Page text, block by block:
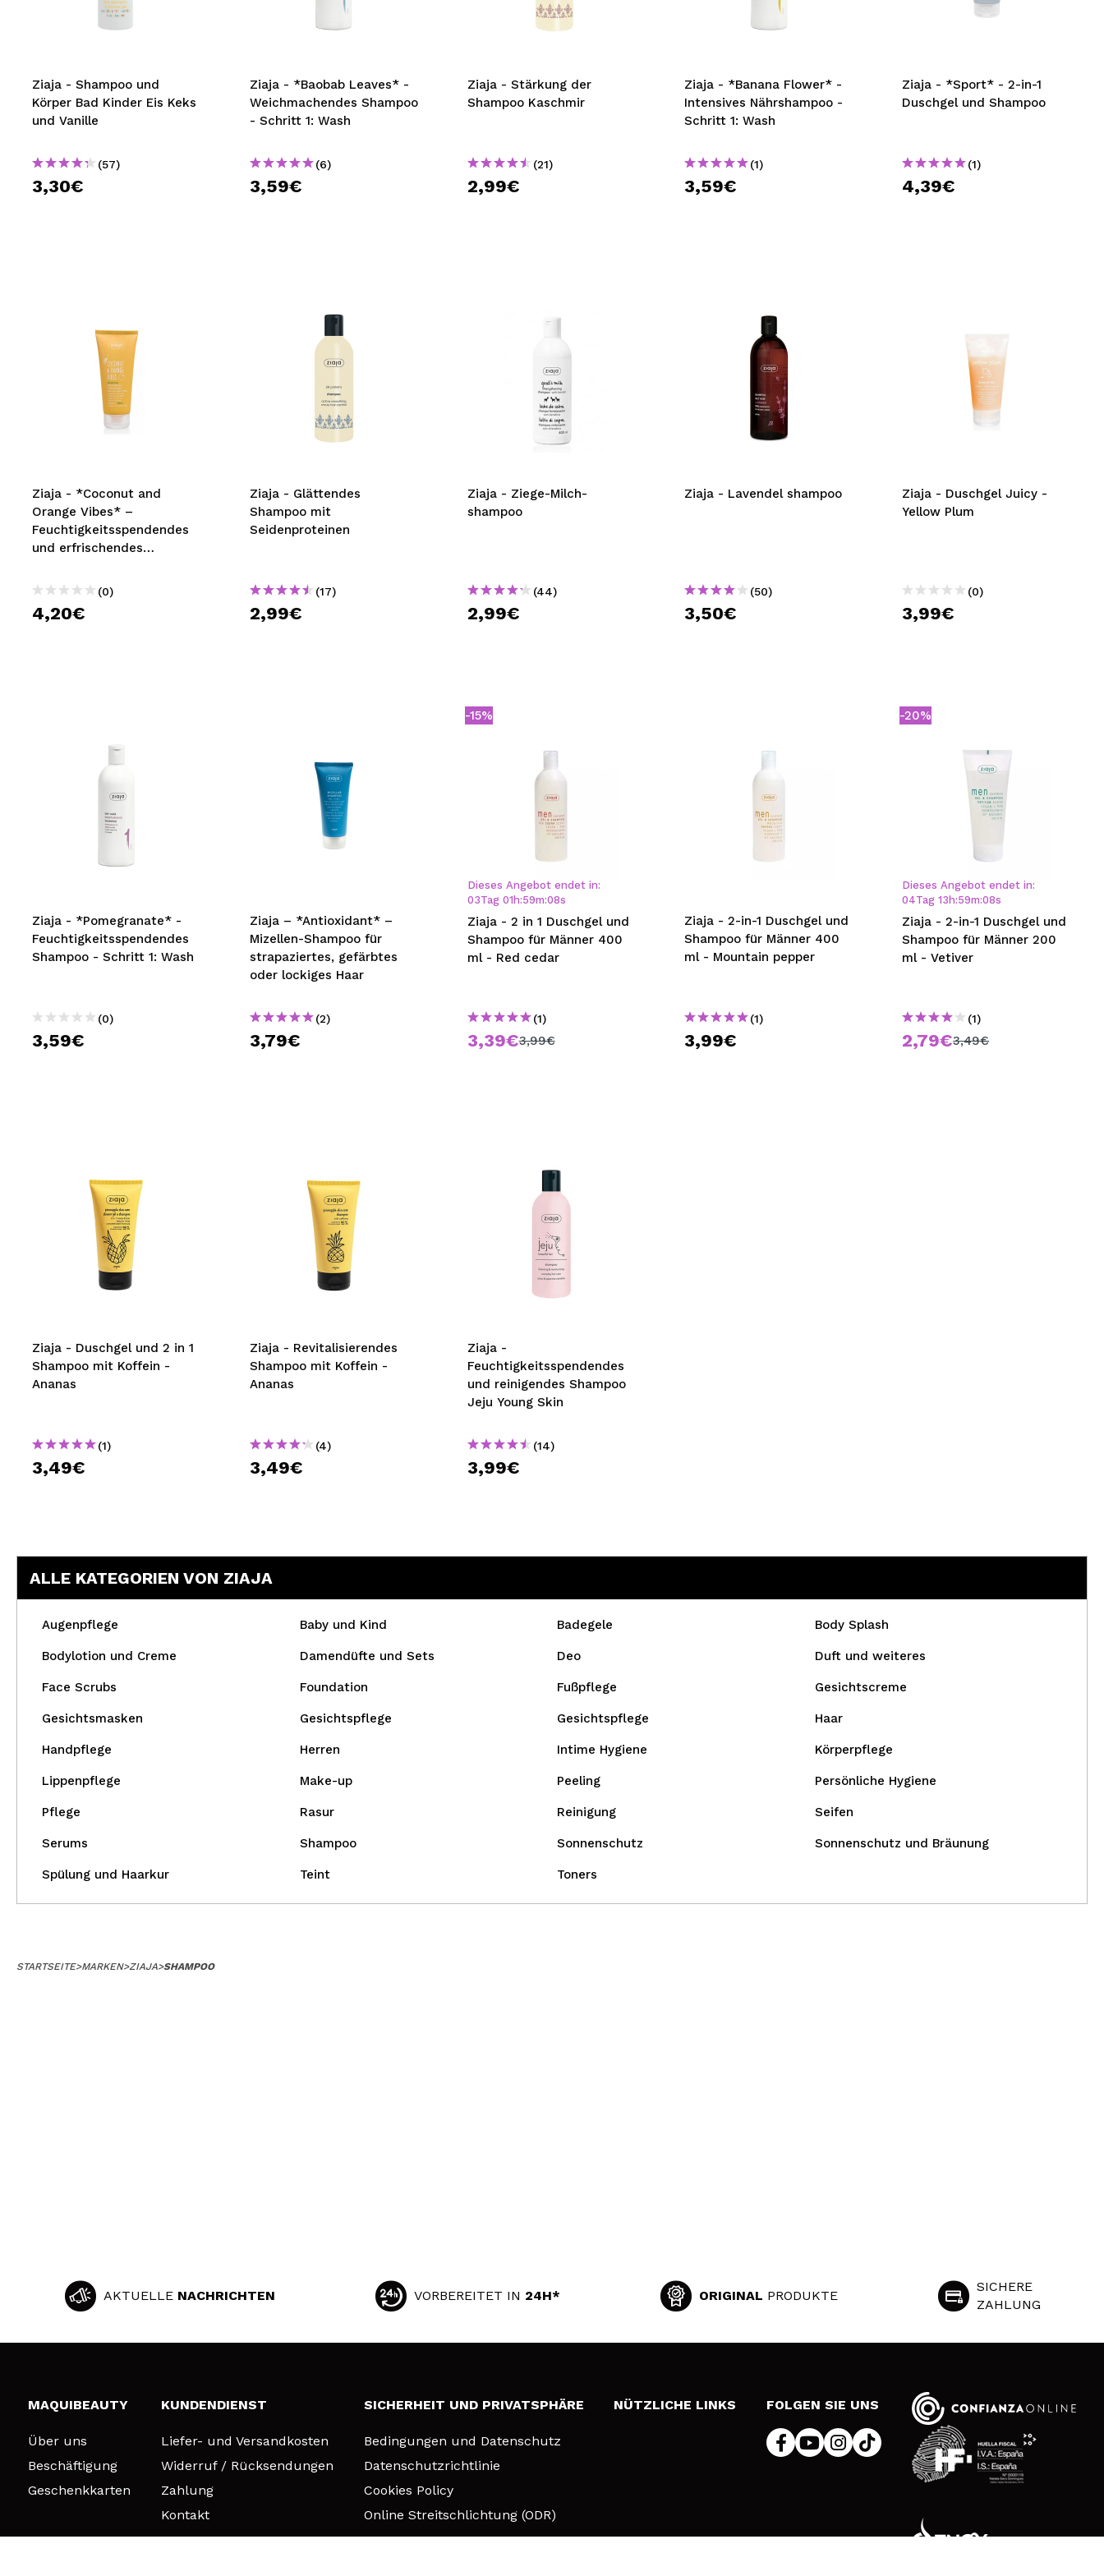
MAQUIFARMA
TRAVEL SIZE
NATURE
SPECIALS
bisherigen Vorgänge einsehen.
BENUTZERKONTO ERSTELLEN
Ziaja - Shampoo und
Körper Bad Kinder Eis Keks
und Vanille
(57)
3,30€
Ziaja - *Baobab Leaves* -
Weichmachendes Shampoo
- Schritt 1: Wash
(6)
3,59€
Ziaja - Stärkung der
Shampoo Kaschmir
(21)
2,99€
Ziaja - *Banana Flower* -
Intensives Nährshampoo -
Schritt 1: Wash
(1)
3,59€
Ziaja - *Sport* - 2-in-1
Duschgel und Shampoo
(1)
4,39€
Ziaja - *Coconut and
Orange Vibes* –
Feuchtigkeitsspendendes
und erfrischendes
(0)
4,20€
Ziaja - Glättendes
Shampoo mit
Seidenproteinen
(17)
2,99€
Ziaja - Ziege-Milch-
shampoo
(44)
2,99€
Ziaja - Lavendel shampoo
(50)
3,50€
Ziaja - Duschgel Juicy -
Yellow Plum
(0)
3,99€
Ziaja - *Pomegranate* -
Feuchtigkeitsspendendes
Shampoo - Schritt 1: Wash
(0)
3,59€
Ziaja – *Antioxidant* –
Mizellen-Shampoo für
strapaziertes, gefärbtes
oder lockiges Haar
(2)
3,79€
-15%
Dieses Angebot endet in:
03Tag 01 h:59m:07s
Ziaja - 2 in 1 Duschgel und
Shampoo für Männer 400
ml - Red cedar
(1)
3,39€3,99€
Ziaja - 2-in-1 Duschgel und
Shampoo für Männer 400
ml - Mountain pepper
(1)
3,99€
-20%
Dieses Angebot endet in:
04Tag 13 h:59m:07s
Ziaja - 2-in-1 Duschgel und
Shampoo für Männer 200
ml - Vetiver
(1)
2,79€3,49€
Ziaja - Duschgel und 2 in 1
Shampoo mit Koffein -
Ananas
(1)
3,49€
Ziaja - Revitalisierendes
Shampoo mit Koffein -
Ananas
(4)
3,49€
Ziaja -
Feuchtigkeitsspendendes
und reinigendes Shampoo
Jeju Young Skin
(14)
3,99€
ALLE KATEGORIEN VON ZIAJA
Augenpflege Baby und Kind Badegele Body Splash
Bodylotion und Creme Damendüfte und Sets Deo Duft und weiteres
Face Scrubs Foundation Fußpflege Gesichtscreme
Gesichtsmasken Gesichtspflege Gesichtspflege Haar
Handpflege Herren Intime Hygiene Körperpflege
Lippenpflege Make-up Peeling Persönliche Hygiene
Pflege Rasur Reinigung Seifen
Serums Shampoo Sonnenschutz Sonnenschutz und Bräunung
Spülung und Haarkur Teint Toners
STARTSEITE>MARKEN>ZIAJA>SHAMPOO
AKTUELLE NACHRICHTEN VORBEREITET IN 24H* ORIGINAL PRODUKTE
SICHERE
ZAHLUNG
MAQUIBEAUTY
Über uns
Beschäftigung
Geschenkkarten
KUNDENDIENST
Liefer- und Versandkosten
Widerruf / Rücksendungen
Zahlung
Kontakt
SICHERHEIT UND PRIVATSPHÄRE
Bedingungen und Datenschutz
Datenschutzrichtlinie
Cookies Policy
Online Streitschlichtung (ODR)
NÜTZLICHE LINKS FOLGEN SIE UNS